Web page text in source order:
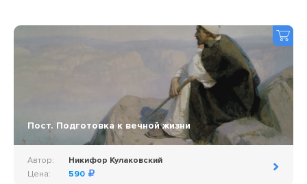
Пост. Подготовка к вечной жизни
Автор:
Никифор Кулаковский
Цена:
590